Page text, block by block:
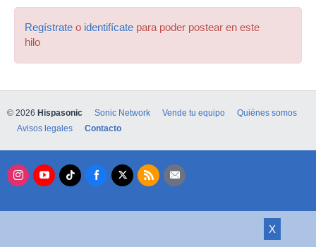
Regístrate o identifícate para poder postear en este
hilo
X
© 2026 Hispasonic Sonic Network Vende tu equipo
Quiénes somos
Avisos legales
Contacto